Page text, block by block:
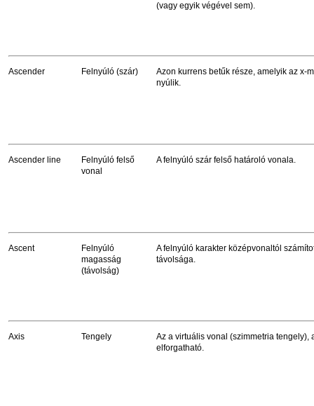
(vagy egyik végével sem).
Ascender Felnyúló (szár)
Azon kurrens betűk része, amelyik az x-
nyúlik.
Ascender line
Felnyúló felső
vonal
A felnyúló szár felső határoló vonala.
Ascent
Felnyúló
magasság
(távolság)
A felnyúló karakter középvonaltól
távolsága.
Axis Tengely
Az a virtuális vonal (szimmetria tengely),
elforgatható.